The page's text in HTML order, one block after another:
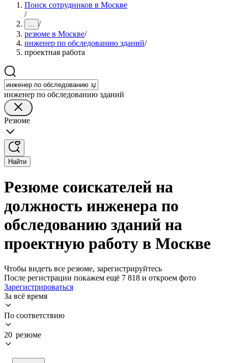
Поиск сотрудников в Москве
/
... /
резюме в Москве/
инженер по обследованию зданий/
проектная работа
инженер по обследованию зданий
Резюме
Найти
Резюме соискателей на
должность инженера по
обследованию зданий на
проектную работу в Москве
Чтобы видеть все резюме, зарегистрируйтесь
После регистрации покажем ещё 7 818 и откроем фото
Зарегистрироваться
За всё время
По соответствию
20 резюме